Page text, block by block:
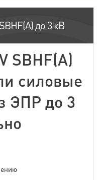
до 3 кВ
SBHF(А)
силовые
ЭПР до 3